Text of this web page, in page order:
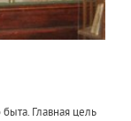
Главная цель